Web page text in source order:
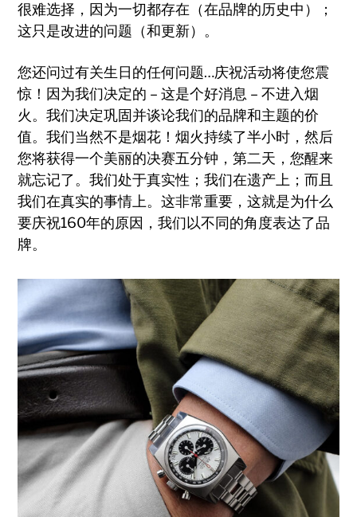
很难选择，因为一切都存在（在品牌的历史中）；
这只是改进的问题（和更新）。
您还问过有关生日的任何问题…庆祝活动将使您震
惊！因为我们决定的 – 这是个好消息 – 不进入烟
火。我们决定巩固并谈论我们的品牌和主题的价
值。我们当然不是烟花！烟火持续了半小时，然后
您将获得一个美丽的决赛五分钟，第二天，您醒来
就忘记了。我们处于真实性；我们在遗产上；而且
我们在真实的事情上。这非常重要，这就是为什么
要庆祝160年的原因，我们以不同的角度表达了品
牌。